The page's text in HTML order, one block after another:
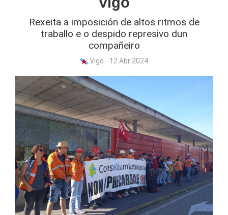
Rexeita a imposición de altos ritmos de
traballo e o despido represivo dun
compañeiro
Vigo - 12 Abr 2024